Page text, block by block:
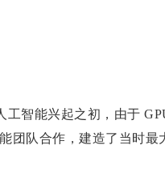
能兴起之初，由于
队合作，建造了当时